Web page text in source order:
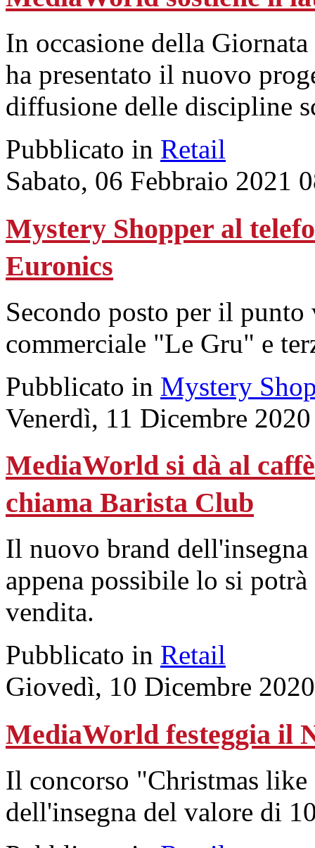
In occasione della
ha presentato il nuovo
diffusione delle discipline
Pubblicato in Retail
Sabato, 06 Febbraio 2021
Mystery Shopper al
Euronics
Secondo posto per il
commerciale "Le Gru" e
Pubblicato in Mystery
Venerdì, 11 Dicembre
MediaWorld si dà al
chiama Barista Club
Il nuovo brand
appena possibile lo si
vendita.
Pubblicato in Retail
Giovedì, 10 Dicembre
MediaWorld festeggia il
Il concorso "Christmas
dell'insegna del valore di